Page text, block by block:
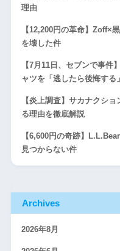
理由
【12,200円の革命】Zoff×
を壊した件
【7月11日、セブンで事件
ャツを「逃したら後悔する
【炎上調査】サカナクシ
る理由を徹底解説
【6,600円の奇跡】
見つからない件
Archives
2026年8月